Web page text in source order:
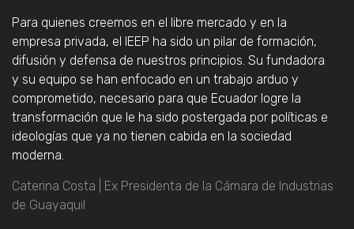
Para quienes creemos en el libre mercado y en la
empresa privada, el IEEP ha sido un pilar de formación,
difusión y defensa de nuestros principios. Su fundadora
y su equipo se han enfocado en un trabajo arduo y
comprometido, necesario para que Ecuador logre la
transformación que le ha sido postergada por políticas e
ideologías que ya no tienen cabida en la sociedad
moderna.
Caterina Costa | Ex Presidenta de la Cámara de Industrias
de Guayaquil